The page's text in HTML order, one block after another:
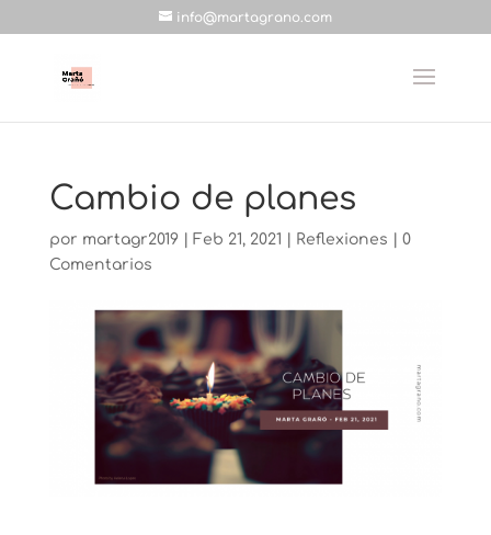
info@martagrano.com
Cambio de planes
por martagr2019| Feb 21, 2021 Reflexiones
0
Comentarios